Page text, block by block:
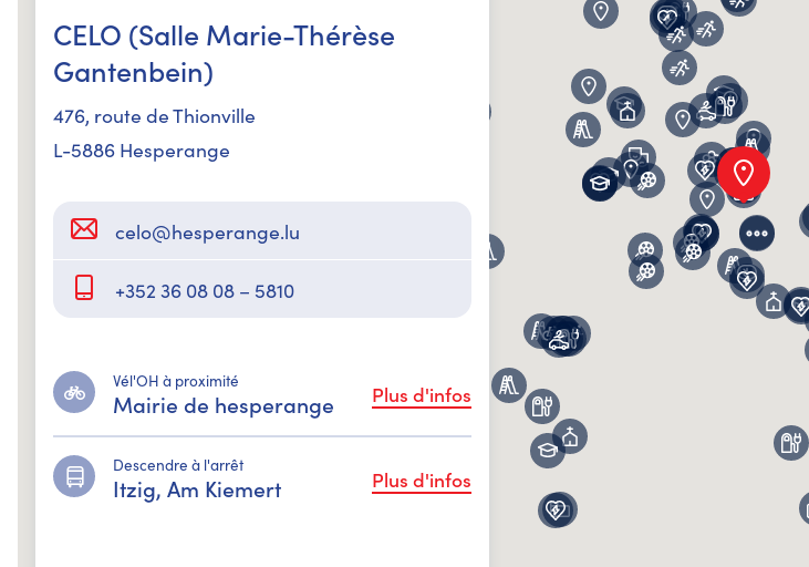
Aire de jeux
Aire de jeux - Ceinture um
Schlass 1
Aire de jeux
Aire de jeux - Ceinture um
Aire de jeux
Schlass 3
d'eau
Aire de jeux
Aire de jeux - CIPA
CELO (Salle Marie-Thérèse
Gantenbein)
476, route de Thionville
L-5886 Hesperange
celo@hesperange.lu
+352 36 08 08 – 5810
Vél'OH à proximité
Mairie de hesperange Plus d'infos
Descendre à l'arrêt
Itzig, Am Kiemert Plus d'infos